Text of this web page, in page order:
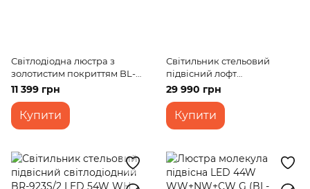
Світлодіодна люстра з
золотистим покриттям BL-
763C/3 116W G
11 399 грн
Купити
Світильник стельовий
підвісний лофт
світлодіодний BL-889S/16
NW 230W CH
29 990 грн
Купити